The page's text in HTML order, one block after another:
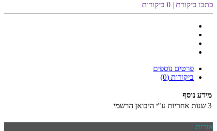
כתבו ביקורת | 0 ביקורות
פרטים נוספים
ביקורות (0)
מידע נוסף
3 שנות אחריות ע"י היבואן הרשמי
אודות